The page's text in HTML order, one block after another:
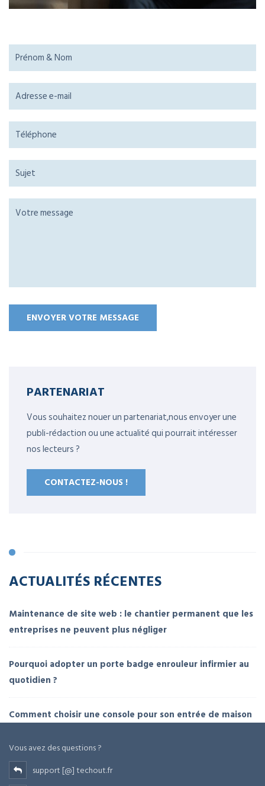
PARTENARIAT
Vous souhaitez nouer un partenariat,nous envoyer une
publi-rédaction ou une actualité qui pourrait intéresser
nos lecteurs ?
CONTACTEZ-NOUS !
ACTUALITÉS RÉCENTES
Maintenance de site web : le chantier permanent que les
entreprises ne peuvent plus négliger
Pourquoi adopter un porte badge enrouleur infirmier au
quotidien ?
Comment choisir une console pour son entrée de maison
Vous avez des questions ?
support [@] techout.fr